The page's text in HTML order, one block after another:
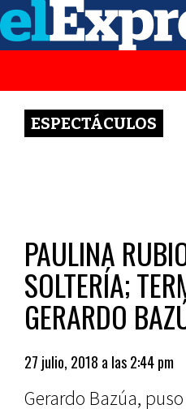
ESPECTÁCULOS
PAULINA
SOLTERÍA;
GERARDO
27 julio, 2018 a las 2:44 pm
Gerardo Bazúa,